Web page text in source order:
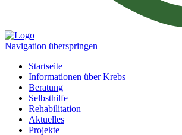
Navigation überspringen
Startseite
Informationen über Krebs
Beratung
Selbsthilfe
Rehabilitation
Aktuelles
Projekte